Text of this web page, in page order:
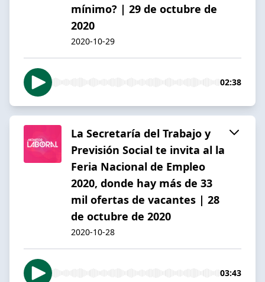
mínimo? | 29 de octubre de
2020
2020-10-29
02:38
La Secretaría del Trabajo y
Previsión Social te invita al la
Feria Nacional de Empleo
2020, donde hay más de 33
mil ofertas de vacantes | 28
de octubre de 2020
2020-10-28
03:43